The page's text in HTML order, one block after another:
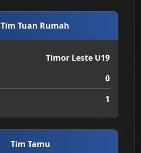
Tim Tuan Rumah
Timor Leste U19
0
1
Tim Tamu